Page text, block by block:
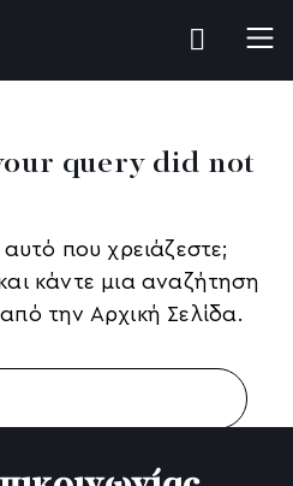
query did not
που χρειάζεστε;
κάντε μια αναζήτηση
την Αρχική Σελίδα.